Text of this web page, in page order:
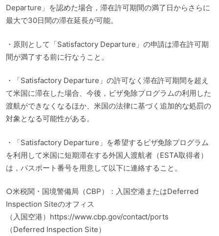
Departure」を認めた場合，滞在許可期間の満了日からさらに
最大で30日間の滞在延長が可能。
・原則として「Satisfactory Departure」の申請は滞在許可期
間が満了する前に行なうこと。
・「Satisfactory Departure」の許可なく滞在許可期間を超え
て米国に滞在した場合、今後，ビザ免除プログラムの利用した
渡航ができなくなるほか、米国の法律に基づく追加的な処罰の
対象となる可能性がある。
・「Satisfactory Departure」を希望するビザ免除プログラム
を利用して米国に短期滞在する外国人渡航者（ESTA取得者）
は，パスポート番号を用意して以下に連絡すること。
○米税関・国境警備局（CBP）：入国空港またはDeferred
Inspection Siteのオフィス
（入国空港）https://www.cbp.gov/contact/ports
（Deferred Inspection Site）